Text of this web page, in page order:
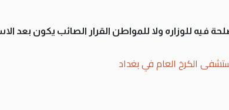
فيه للوزاره ولا للمواطن القرار الصائب يكون بعد
الكرخ العام في بغداد